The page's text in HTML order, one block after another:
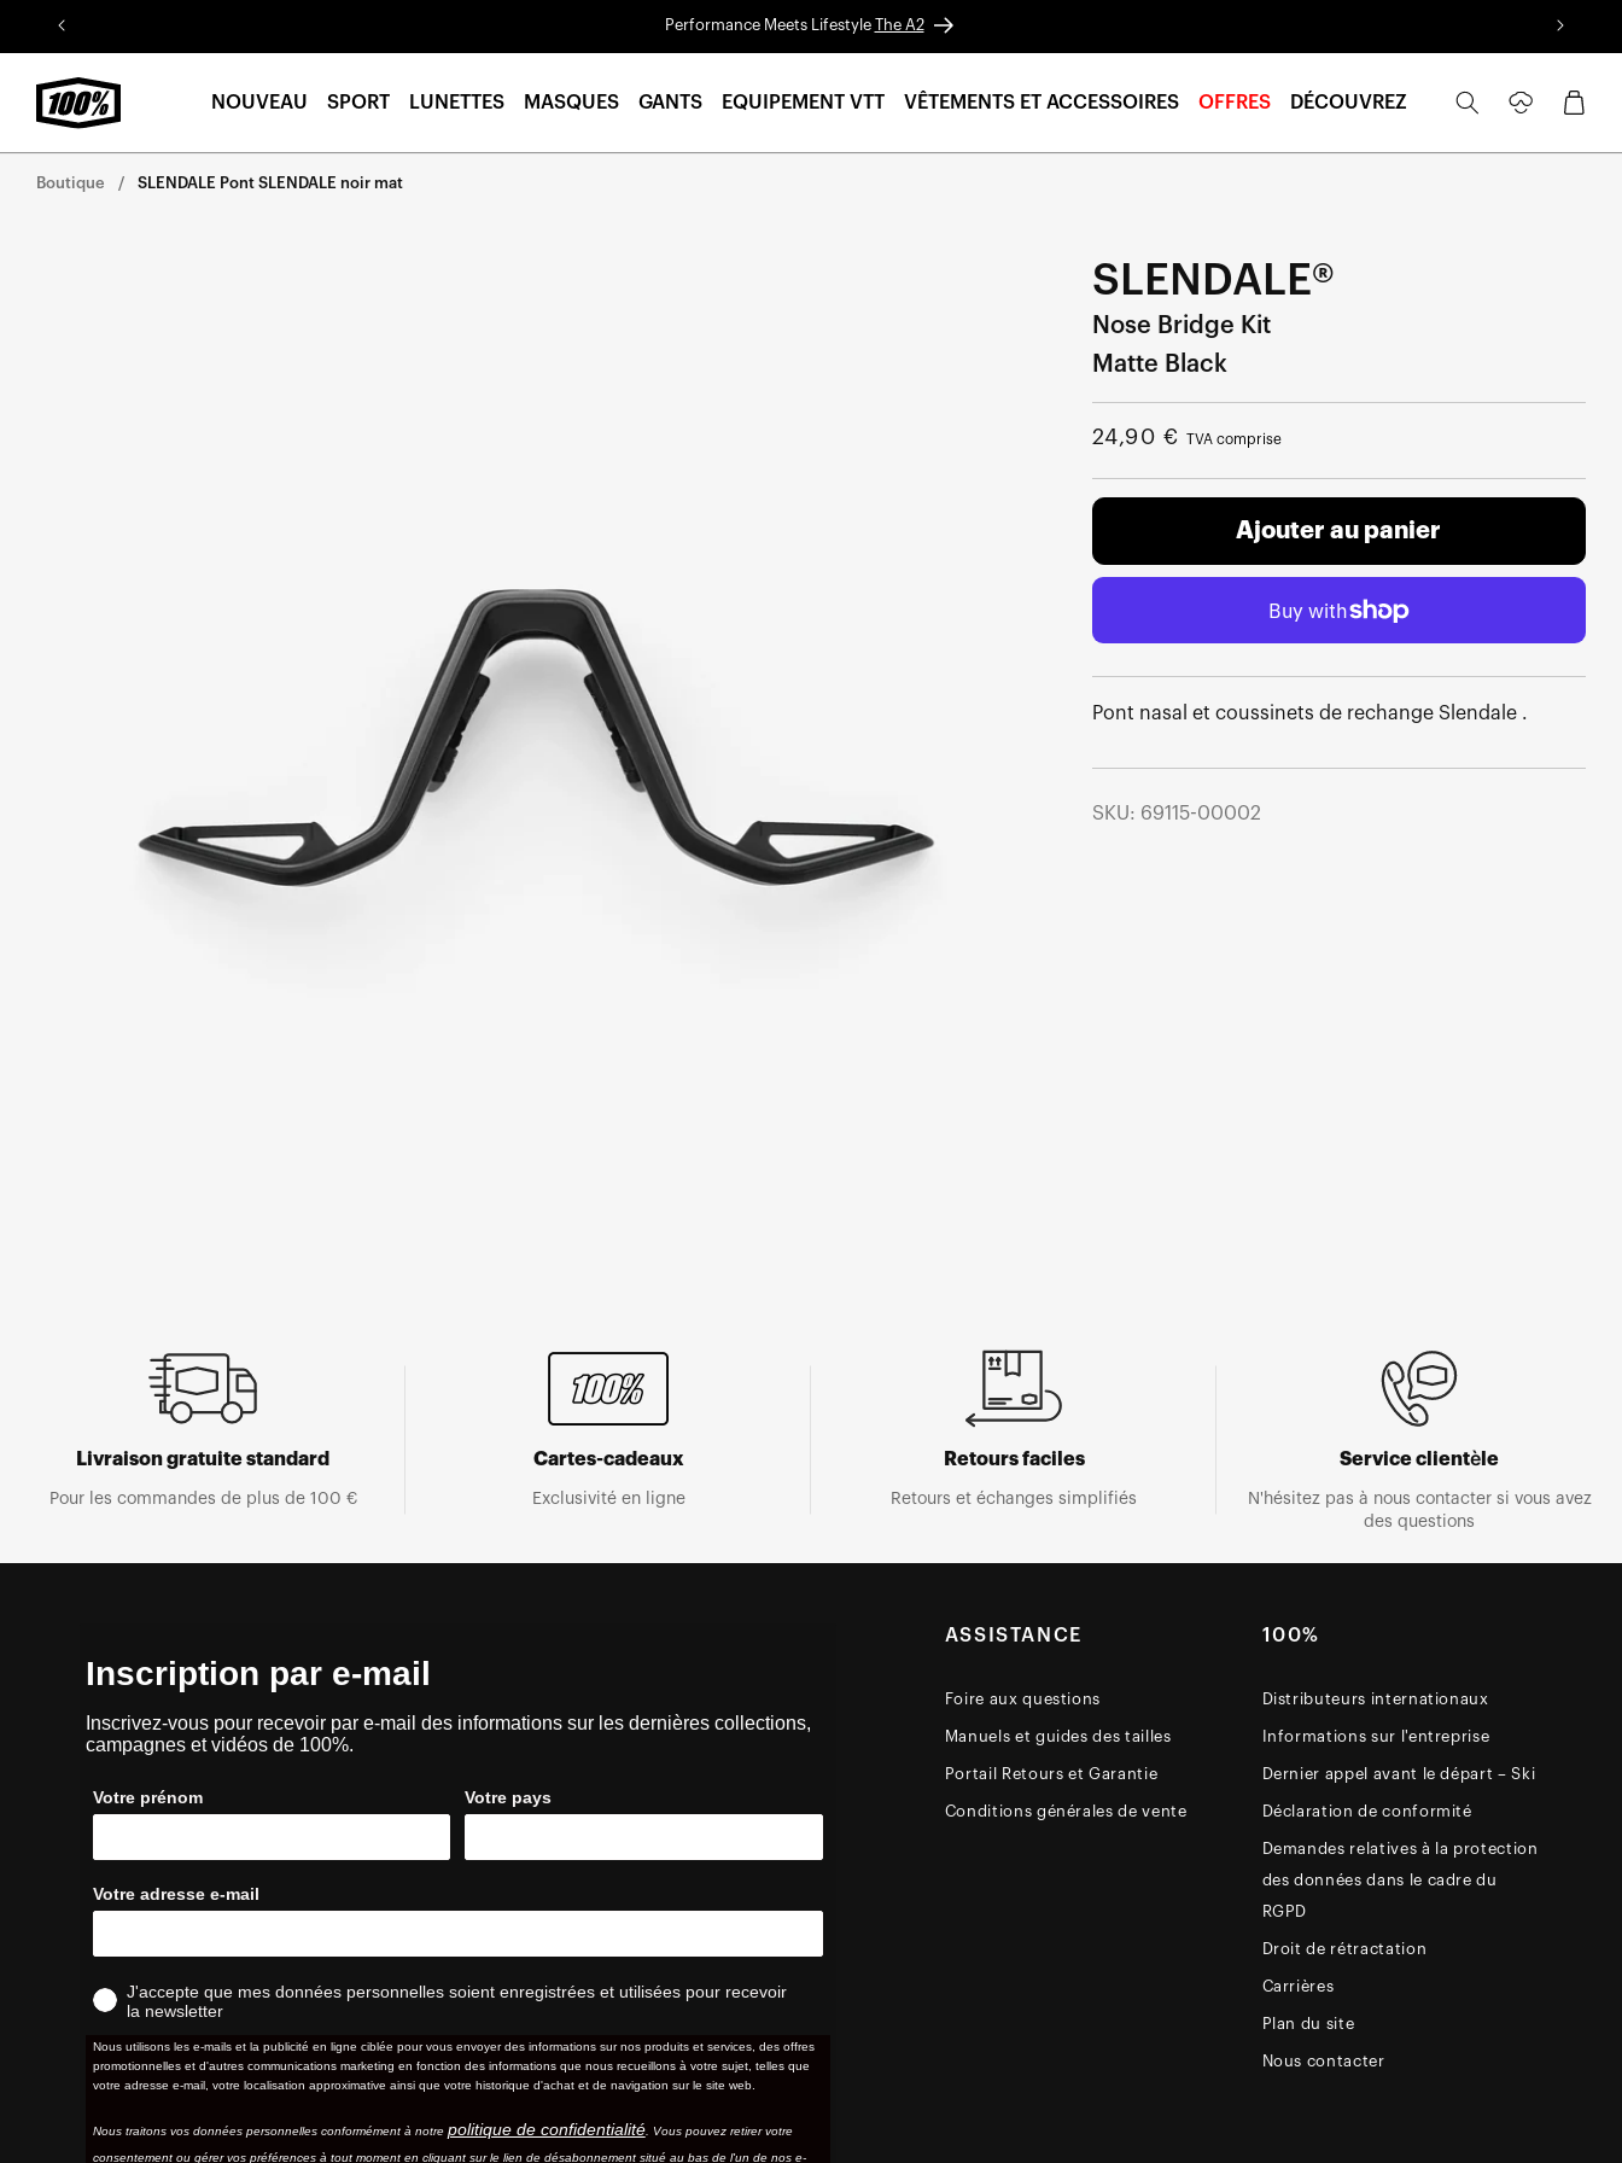
Aller au
contenu
Performance Meets Lifestyle The A2
NOUVEAU SPORT LUNETTES MASQUES GANTS EQUIPEMENT VTT VÊTEMENTS ET ACCESSOIRES OFFRES DÉCOUVREZ
connecter
Panier
Boutique SLENDALE Pont SLENDALE noir mat
SLENDALE®
Nose Bridge Kit
Matte Black
Prix
24,90 € TVA comprise
Ajouter au panier
Pont nasal et coussinets de rechange Slendale .
SKU: 69115-00002
Livraison gratuite standard
Pour les commandes de plus de 100 €
Cartes-cadeaux
Exclusivité en ligne
Retours faciles
Retours et échanges simplifiés
Service clientèle
N'hésitez pas à nous contacter si vous avez
des questions
Inscription par e-mail
Inscrivez-vous pour recevoir par e-mail des informations sur les dernières collections,
campagnes et vidéos de 100%.
Votre prénom Votre pays
Votre adresse e-mail
J'accepte que mes données personnelles soient enregistrées et utilisées pour recevoir
la newsletter
Nous utilisons les e-mails et la publicité en ligne ciblée pour vous envoyer des informations sur nos produits et services, des offres
promotionnelles et d'autres communications marketing en fonction des informations que nous recueillons à votre sujet, telles que
votre adresse e-mail, votre localisation approximative ainsi que votre historique d'achat et de navigation sur le site web.
Nous traitons vos données personnelles conformément à notre politique de confidentialité. Vous pouvez retirer votre
consentement ou gérer vos préférences à tout moment en cliquant sur le lien de désabonnement situé au bas de l'un de nos e-
ASSISTANCE
Foire aux questions
Manuels et guides des tailles
Portail Retours et Garantie
Conditions générales de vente
100%
Distributeurs internationaux
Informations sur l'entreprise
Dernier appel avant le départ – Ski
Déclaration de conformité
Demandes relatives à la protection
des données dans le cadre du
RGPD
Droit de rétractation
Carrières
Plan du site
Nous contacter